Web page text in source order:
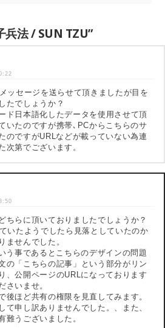
兵法 / SUN TZU”
ッセージを送らせて頂きましたが目を
たでしょうか？
ド日本語化したデータを使用させて頂
いたのですが携帯､PCからこちらのサ
のですがURLなどが載っていない為連
次第でございます。
ちらに頂いておりましたでしょうか？
いたようでしたら見落としていたのか
ませんでした。
う事であるとこちらのデザインの問題
の「こちらの記事」という部分がリン
、公開ページのURLになっております
さいませ。
後ほど共有の権限を見直してみます。
て申し訳ありませんでした。、また、
難うございました。